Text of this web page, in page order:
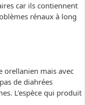
car ils contiennent
rénaux à long
orellanien mais avec
de diahrées
L’espèce qui produit